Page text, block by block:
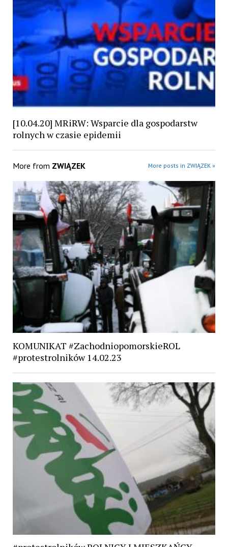
[10.04.20] MRiRW: Wsparcie dla gospodarstw
rolnych w czasie epidemii
More from ZWIĄZEK More posts in ZWIĄZEK »
KOMUNIKAT #ZachodniopomorskieROL
#protestrolników 14.02.23